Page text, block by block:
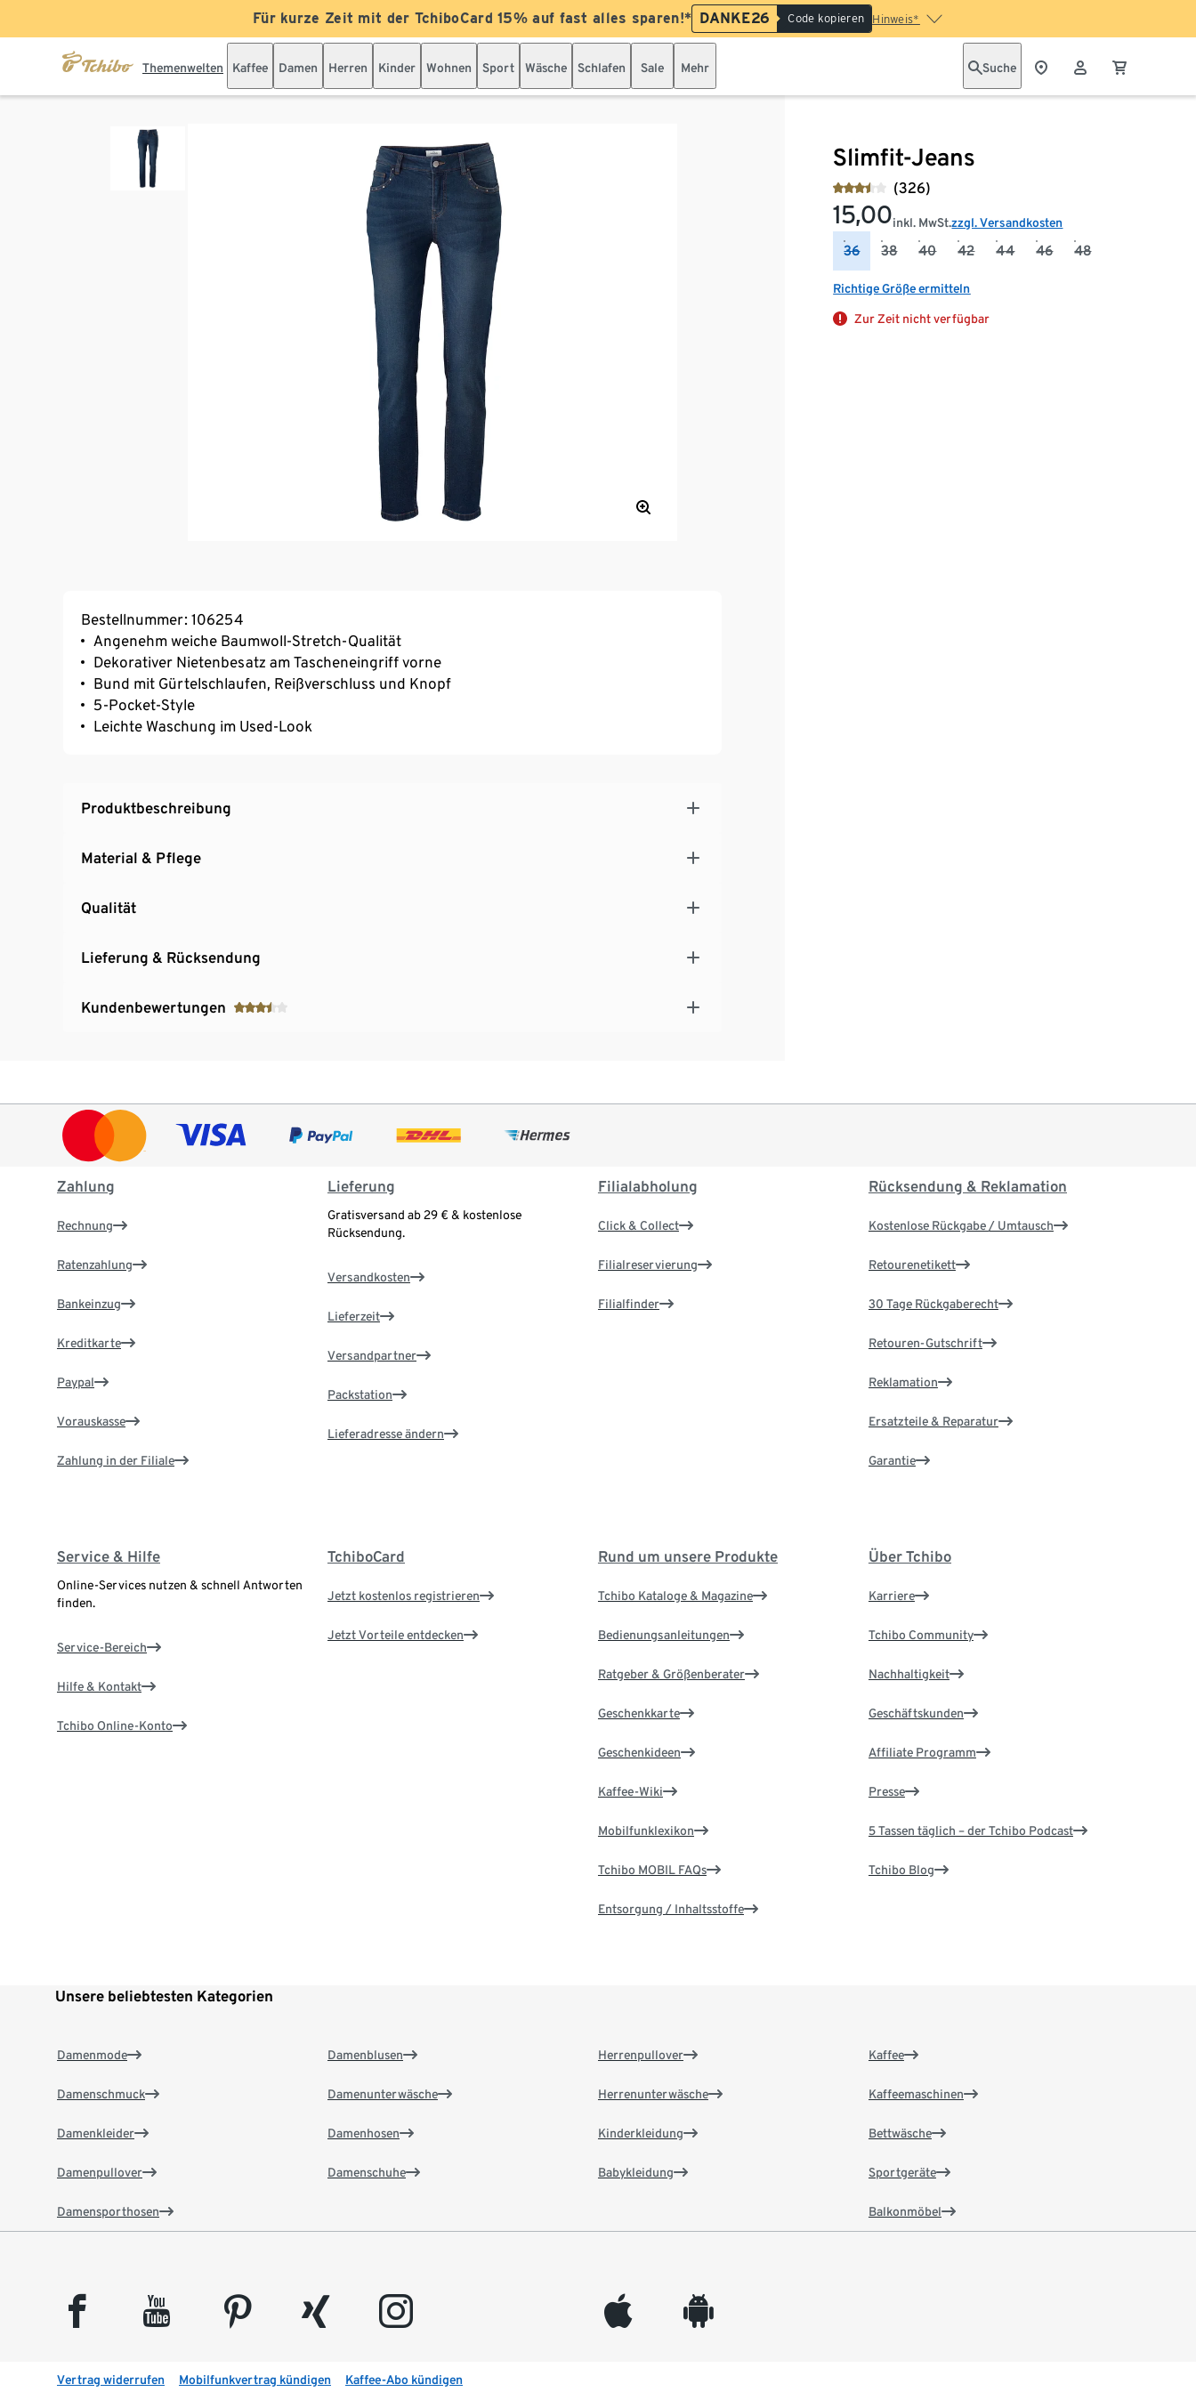
Für kurze Zeit mit der TchiboCard 15% auf fast alles sparen!* DANKE26 Code kopieren Hinweis*
Themenwelten Kaffee Damen Herren Kinder Wohnen Sport Wäsche Schlafen Sale Mehr Suche
Slimfit-Jeans
(326)
15,00inkl. MwSt.zzgl. Versandkosten
36 38 40 42 44 46 48
Richtige Größe ermitteln
Zur Zeit nicht verfügbar
Bestellnummer: 106254
Angenehm weiche Baumwoll-Stretch-Qualität
Dekorativer Nietenbesatz am Tascheneingriff vorne
Bund mit Gürtelschlaufen, Reißverschluss und Knopf
5-Pocket-Style
Leichte Waschung im Used-Look
Produktbeschreibung
Material & Pflege
Qualität
Lieferung & Rücksendung
Kundenbewertungen
Zahlung
Rechnung
Ratenzahlung
Bankeinzug
Kreditkarte
Paypal
Vorauskasse
Zahlung in der Filiale
Lieferung
Gratisversand ab 29 € & kostenlose
Rücksendung.
Versandkosten
Lieferzeit
Versandpartner
Packstation
Lieferadresse ändern
Filialabholung
Click & Collect
Filialreservierung
Filialfinder
Rücksendung & Reklamation
Kostenlose Rückgabe / Umtausch
Retourenetikett
30 Tage Rückgaberecht
Retouren-Gutschrift
Reklamation
Ersatzteile & Reparatur
Garantie
Service & Hilfe
Online-Services nutzen & schnell Antworten
finden.
Service-Bereich
Hilfe & Kontakt
Tchibo Online-Konto
TchiboCard
Jetzt kostenlos registrieren
Jetzt Vorteile entdecken
Rund um unsere Produkte
Tchibo Kataloge & Magazine
Bedienungsanleitungen
Ratgeber & Größenberater
Geschenkkarte
Geschenkideen
Kaffee-Wiki
Mobilfunklexikon
Tchibo MOBIL FAQs
Entsorgung / Inhaltsstoffe
Über Tchibo
Karriere
Tchibo Community
Nachhaltigkeit
Geschäftskunden
Affiliate Programm
Presse
5 Tassen täglich – der Tchibo Podcast
Tchibo Blog
Unsere beliebtesten Kategorien
Damenmode
Damenschmuck
Damenkleider
Damenpullover
Damensporthosen
Damenblusen
Damenunterwäsche
Damenhosen
Damenschuhe
Herrenpullover
Herrenunterwäsche
Kinderkleidung
Babykleidung
Kaffee
Kaffeemaschinen
Bettwäsche
Sportgeräte
Balkonmöbel
facebook youtube pinterest xing instagram appleinc android
Vertrag widerrufen Mobilfunkvertrag kündigen Kaffee-Abo kündigen